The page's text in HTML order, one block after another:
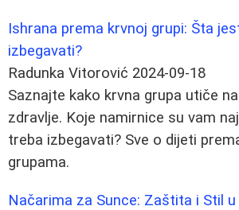
Ishrana prema krvnoj grupi: Šta
izbegavati?
Radunka Vitorović 2024-09-18
Saznajte kako krvna grupa utiče
zdravlje. Koje namirnice su vam
treba izbegavati? Sve o dijeti
grupama.
Načarima za Sunce: Zaštita i Stil